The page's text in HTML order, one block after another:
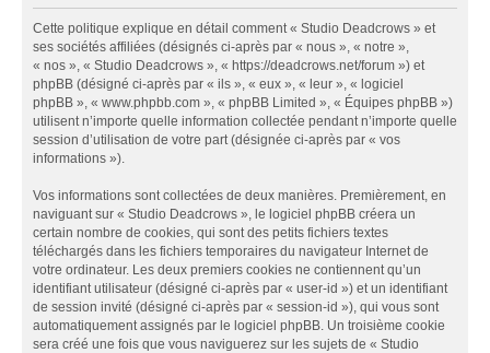
Cette politique explique en détail comment « Studio Deadcrows » et
ses sociétés affiliées (désignés ci-après par « nous », « notre »,
« nos », « Studio Deadcrows », « https://deadcrows.net/forum ») et
phpBB (désigné ci-après par « ils », « eux », « leur », « logiciel
phpBB », « www.phpbb.com », « phpBB Limited », « Équipes phpBB »)
utilisent n’importe quelle information collectée pendant n’importe quelle
session d’utilisation de votre part (désignée ci-après par « vos
informations »).
Vos informations sont collectées de deux manières. Premièrement, en
naviguant sur « Studio Deadcrows », le logiciel phpBB créera un
certain nombre de cookies, qui sont des petits fichiers textes
téléchargés dans les fichiers temporaires du navigateur Internet de
votre ordinateur. Les deux premiers cookies ne contiennent qu’un
identifiant utilisateur (désigné ci-après par « user-id ») et un identifiant
de session invité (désigné ci-après par « session-id »), qui vous sont
automatiquement assignés par le logiciel phpBB. Un troisième cookie
sera créé une fois que vous naviguerez sur les sujets de « Studio